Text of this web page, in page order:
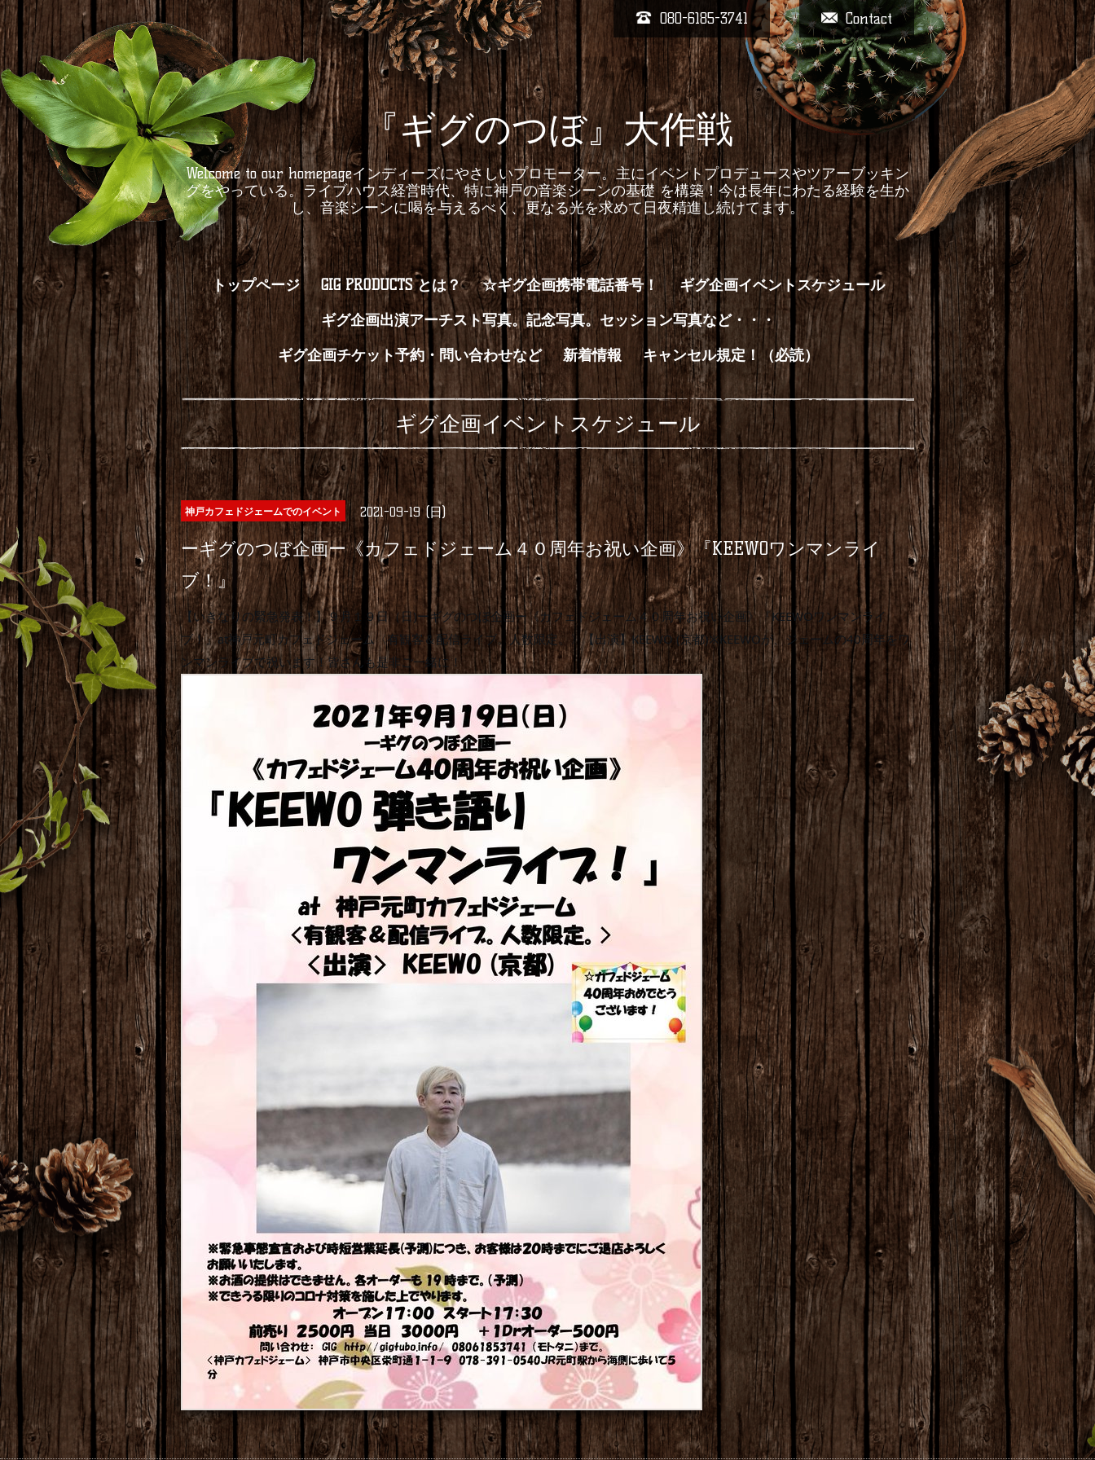
Contact
080-6185-3741
『ギグのつぼ』大作戦
Welcome to our homepageインディーズにやさしいプロモーター。主にイベントプロデュースやツアーブッキン
グをやっている。ライブハウス経営時代、特に神戸の音楽シーンの基礎 を構築！今は長年にわたる経験を生か
し、音楽シーンに喝を与えるべく、更なる光を求めて日夜精進し続けてます。
トップページ GIG PRODUCTS とは？ ☆ギグ企画携帯電話番号！
ギグ企画イベントスケジュール
ギグ企画出演アーチスト写真。記念写真。セッション写真など・・・
ギグ企画チケット予約・問い合わせなど
新着情報 キャンセル規定！（必読）
ギグ企画イベントスケジュール
神戸カフェドジェームでのイベント 2021-09-19 (日)
ーギグのつぼ企画ー《カフェドジェーム４０周年お祝い企画》『KEEWOワンマンライ
ブ！』
【いきなりの緊急発表！】９月１９日（日)ーギグのつぼ企画ー《カフェドジェーム４０周年お祝い企画》『KEEWOワンマンライ
ブ！』at神戸元町カフェドジェーム〈有観客＆配信ライブ。人数限定。〉【出演】KEEWO (京都)※KEEWOが、ジェームの40周年をワ
ンマンライブで祝います！皆さんも是非ご一緒に！